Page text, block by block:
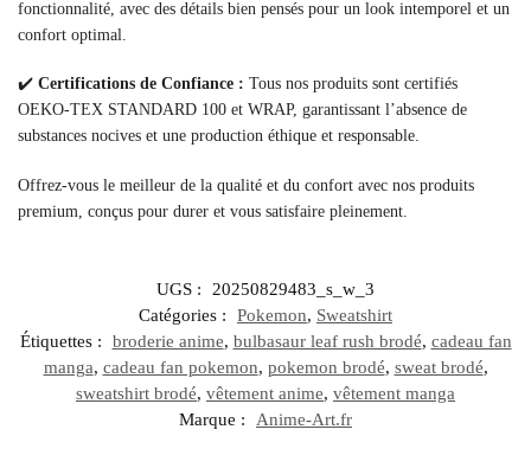
fonctionnalité, avec des détails bien pensés pour un look intemporel et un
confort optimal.
✔️ Certifications de Confiance : Tous nos produits sont certifiés
OEKO-TEX STANDARD 100 et WRAP, garantissant l’absence de
substances nocives et une production éthique et responsable.
Offrez-vous le meilleur de la qualité et du confort avec nos produits
premium, conçus pour durer et vous satisfaire pleinement.
UGS :
20250829483_s_w_3
Catégories :
Pokemon, Sweatshirt
Étiquettes :
broderie anime, bulbasaur leaf rush brodé, cadeau fan
manga, cadeau fan pokemon, pokemon brodé, sweat brodé,
sweatshirt brodé, vêtement anime, vêtement manga
Marque :
Anime-Art.fr